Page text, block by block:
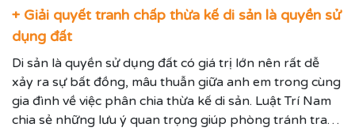
thực hiện các yêu cầu mà Quý vị đưa ra.
+ Giải quyết tranh chấp thừa kế di sản là quyền sử
dụng đất
Di sản là quyền sử dụng đất có giá trị lớn nên rất dễ
xảy ra sự bất đồng, mâu thuẫn giữa anh em trong cùng
gia đình về việc phân chia thừa kế di sản. Luật Trí Nam
chia sẻ những lưu ý quan trọng giúp phòng tránh tranh